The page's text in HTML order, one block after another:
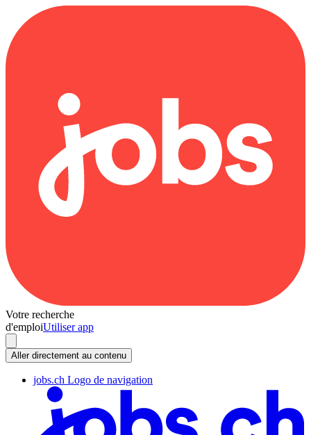
Votre recherche
d'emploiUtiliser app
Aller directement au contenu
jobs.ch Logo de navigation